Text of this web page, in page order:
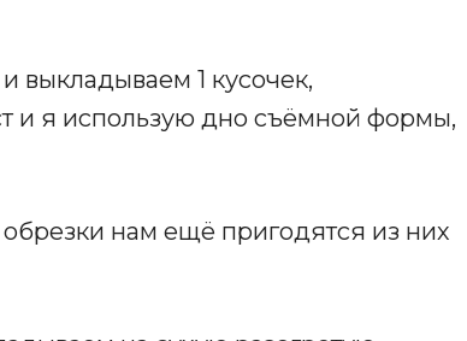
выкладываем 1 кусочек,
и я использую дно съёмной формы,
нам ещё пригодятся из них